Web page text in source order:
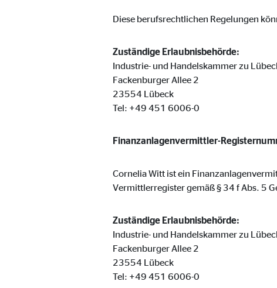
Diese berufsrechtlichen Regelungen
Zuständige Erlaubnisbehörde:
Industrie- und Handelskammer zu
Fackenburger Allee 2
23554 Lübeck
Tel: +49 451 6006-0
Finanzanlagenvermittler-
Cornelia Witt ist ein
Vermittlerregister gemäß § 34 f Abs. 5
Zuständige Erlaubnisbehörde:
Industrie- und Handelskammer zu
Fackenburger Allee 2
23554 Lübeck
Tel: +49 451 6006-0
Cookie Laufzeit:
Einverständnis Cookie | Empfänger: OVB
Anbieter:
Cookie Laufzeit: 1 Jahr
Statistik Cookies
Google Analytics | Empfänger: OVB, Google